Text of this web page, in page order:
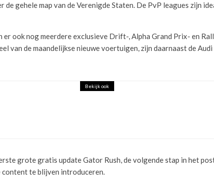
gehele map van de Verenigde Staten. De PvP leagues zijn
ook nog meerdere exclusieve Drift-, Alpha Grand Prix- en
van de maandelijkse nieuwe voertuigen, zijn daarnaast de
Bekijk ook
grote gratis update Gator Rush, de volgende stap in het
content te blijven introduceren.